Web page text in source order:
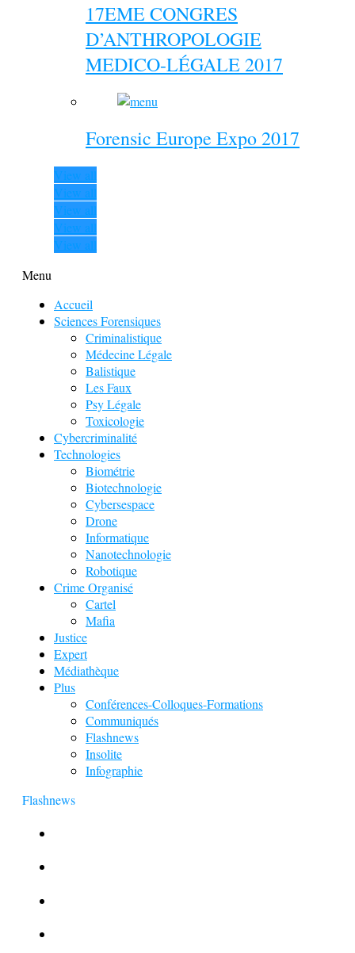
17EME CONGRES
D’ANTHROPOLOGIE
MEDICO-LÉGALE 2017
Forensic Europe Expo 2017
View all
View all
View all
View all
View all
Menu
Accueil
Sciences Forensiques
Criminalistique
Médecine Légale
Balistique
Les Faux
Psy Légale
Toxicologie
Cybercriminalité
Technologies
Biométrie
Biotechnologie
Cybersespace
Drone
Informatique
Nanotechnologie
Robotique
Crime Organisé
Cartel
Mafia
Justice
Expert
Médiathèque
Plus
Conférences-Colloques-Formations
Communiqués
Flashnews
Insolite
Infographie
Flashnews